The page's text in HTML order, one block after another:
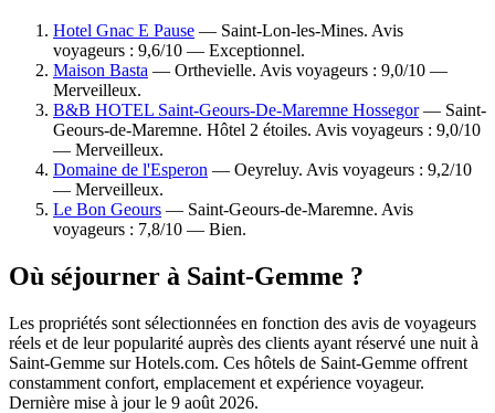
Hotel Gnac E Pause — Saint-Lon-les-Mines. Avis
voyageurs : 9,6/10 — Exceptionnel.
Maison Basta — Orthevielle. Avis voyageurs : 9,0/10 —
Merveilleux.
B&B HOTEL Saint-Geours-De-Maremne Hossegor— Saint-
Geours-de-Maremne. Hôtel 2 étoiles. Avis voyageurs : 9,0/10
— Merveilleux.
Domaine de l'Esperon — Oeyreluy. Avis voyageurs : 9,2/10
— Merveilleux.
Le Bon Geours — Saint-Geours-de-Maremne. Avis
voyageurs : 7,8/10 — Bien.
Où séjourner à Saint-Gemme ?
Les propriétés sont sélectionnées en fonction des avis de voyageurs
réels et de leur popularité auprès des clients ayant réservé une nuit à
Saint-Gemme sur Hotels.com. Ces hôtels de Saint-Gemme offrent
constamment confort, emplacement et expérience voyageur.
Dernière mise à jour le 9 août 2026.